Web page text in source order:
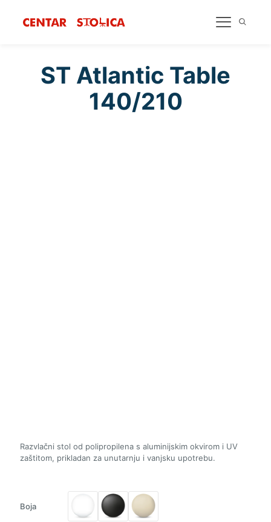
ST Atlantic Table
140/210
Razvlačni stol od polipropilena s aluminijskim okvirom i UV
zaštitom, prikladan za unutarnju i vanjsku upotrebu.
Boja